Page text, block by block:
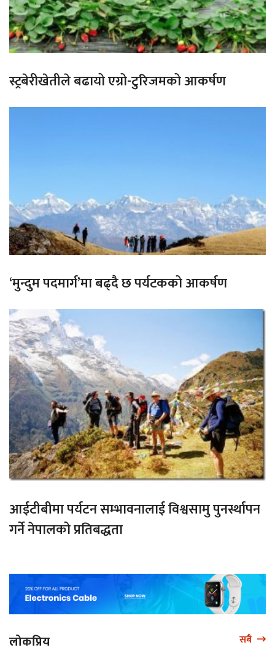
स्ट्रबेरीखेतीले बढायो एग्रो-टुरिजमको आकर्षण
‘मुन्दुम पदमार्ग’मा बढ्दै छ पर्यटकको आकर्षण
आईटीबीमा पर्यटन सम्भावनालाई विश्वसामु पुनर्स्थापन
गर्ने नेपालको प्रतिबद्धता
लोकप्रिय सबै